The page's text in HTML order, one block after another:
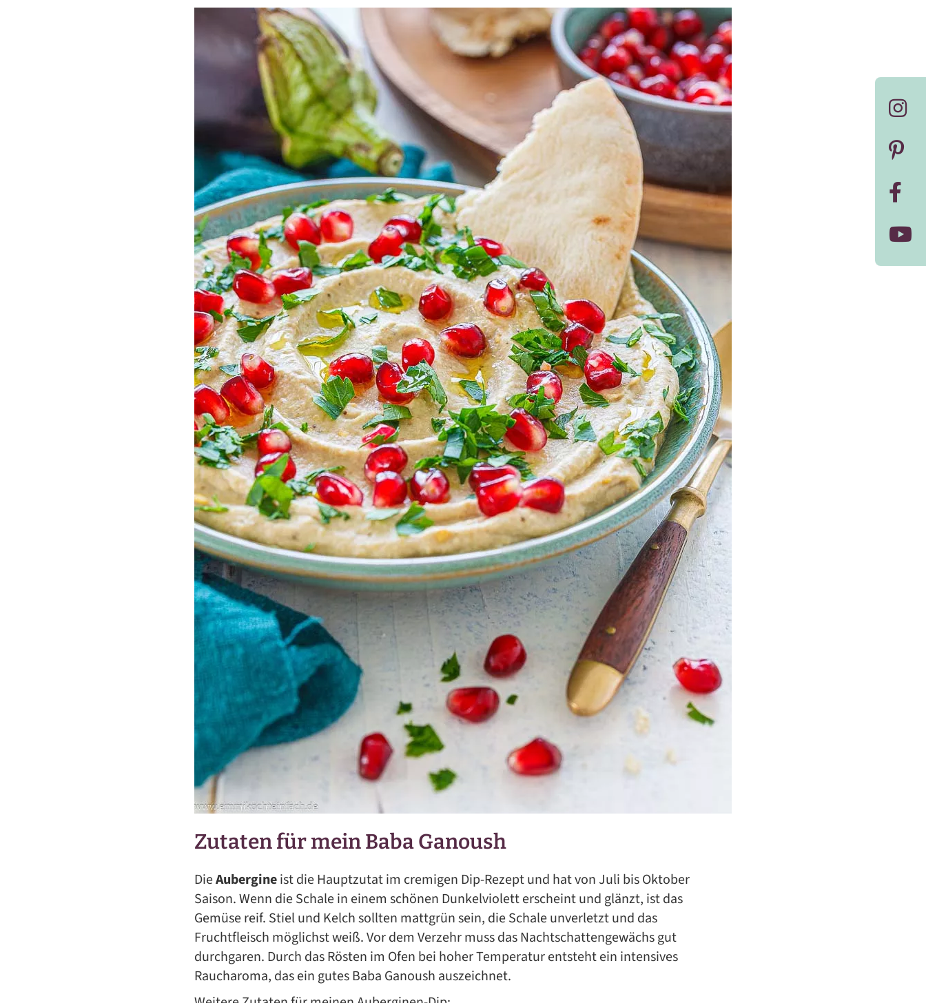
Zutaten für mein Baba Ganoush
DieAubergineist die Hauptzutat im cremigen Dip-Rezept und hat von Juli bis Oktober
Saison. Wenn die Schale in einem schönen Dunkelviolett erscheint und glänzt, ist das
Gemüse reif. Stiel und Kelch sollten mattgrün sein, die Schale unverletzt und das
Fruchtfleisch möglichst weiß. Vor dem Verzehr muss das Nachtschattengewächs gut
durchgaren. Durch das Rösten im Ofen bei hoher Temperatur entsteht ein intensives
Raucharoma, das ein gutes Baba Ganoush auszeichnet.